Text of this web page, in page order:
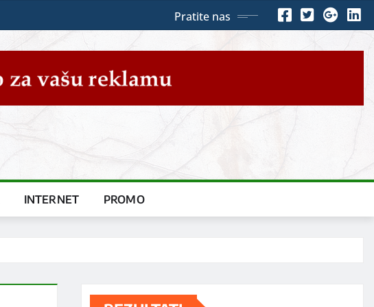
Pratite nas
INTERNET PROMO